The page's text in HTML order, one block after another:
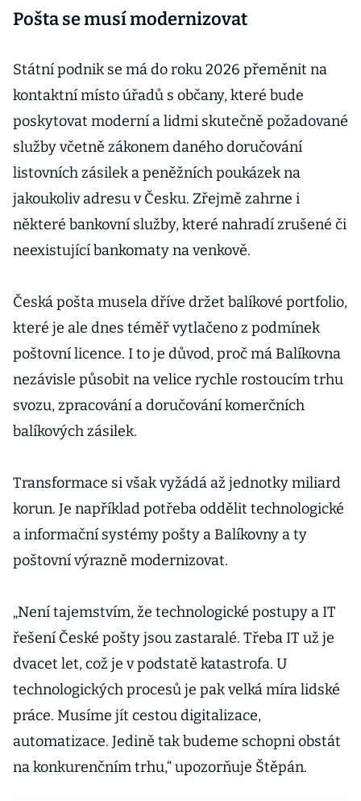
Pošta se musí modernizovat
Státní podnik se má do roku 2026 přeměnit na
kontaktní místo úřadů s občany, které bude
poskytovat moderní a lidmi skutečně požadované
služby včetně zákonem daného doručování
listovních zásilek a peněžních poukázek na
jakoukoliv adresu v Česku. Zřejmě zahrne i
některé bankovní služby, které nahradí zrušené či
neexistující bankomaty na venkově.
Česká pošta musela dříve držet balíkové portfolio,
které je ale dnes téměř vytlačeno z podmínek
poštovní licence. I to je důvod, proč má Balíkovna
nezávisle působit na velice rychle rostoucím trhu
svozu, zpracování a doručování komerčních
balíkových zásilek.
Transformace si však vyžádá až jednotky miliard
korun. Je například potřeba oddělit technologické
a informační systémy pošty a Balíkovny a ty
poštovní výrazně modernizovat.
„Není tajemstvím, že technologické postupy a IT
řešení České pošty jsou zastaralé. Třeba IT už je
dvacet let, což je v podstatě katastrofa. U
technologických procesů je pak velká míra lidské
práce. Musíme jít cestou digitalizace,
automatizace. Jedině tak budeme schopni obstát
na konkurenčním trhu,“ upozorňuje Štěpán.